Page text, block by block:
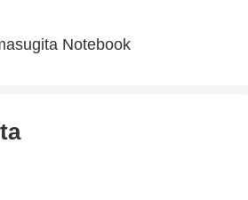
Notebook